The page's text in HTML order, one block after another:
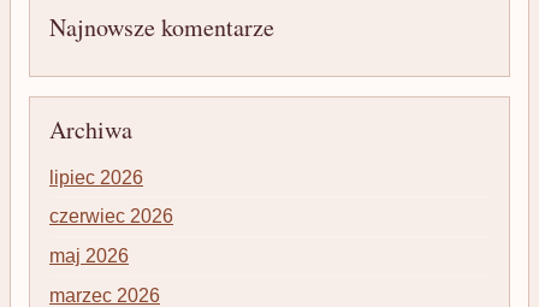
Najnowsze komentarze
Archiwa
lipiec 2026
czerwiec 2026
maj 2026
marzec 2026